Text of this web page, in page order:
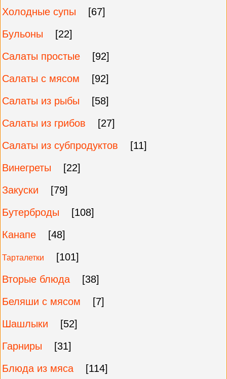
Холодные супы
[67]
Бульоны
[22]
Салаты простые
[92]
Салаты с мясом
[92]
Салаты из рыбы
[58]
Салаты из грибов
[27]
Салаты из субпродуктов
[11]
Винегреты
[22]
Закуски
[79]
Бутерброды
[108]
Канапе
[48]
Тарталетки
[101]
Вторые блюда
[38]
Беляши с мясом
[7]
Шашлыки
[52]
Гарниры
[31]
Блюда из мяса
[114]